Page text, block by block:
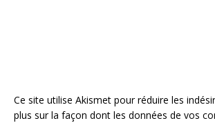
Ce site utilise Akismet pour réduire les
plus sur la façon dont les données de vos